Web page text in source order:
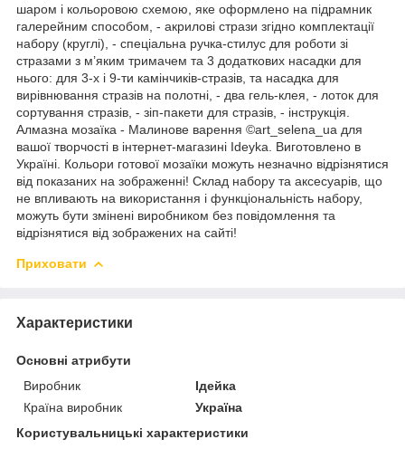
шаром і кольоровою схемою, яке оформлено на підрамник
галерейним способом, - акрилові стрази згідно комплектації
набору (круглі), - спеціальна ручка-стилус для роботи зі
стразами з м’яким тримачем та 3 додаткових насадки для
нього: для 3-х і 9-ти камінчиків-стразів, та насадка для
вирівнювання стразів на полотні, - два гель-клея, - лоток для
сортування стразів, - зіп-пакети для стразів, - інструкція.
Алмазна мозаїка - Малинове варення ©art_selena_ua для
вашої творчості в інтернет-магазині Ideyka. Виготовлено в
Україні. Кольори готової мозаїки можуть незначно відрізнятися
від показаних на зображенні! Склад набору та аксесуарів, що
не впливають на використання і функціональність набору,
можуть бути змінені виробником без повідомлення та
відрізнятися від зображених на сайті!
Приховати
Характеристики
Основні атрибути
Виробник
Ідейка
Країна виробник
Україна
Користувальницькі характеристики